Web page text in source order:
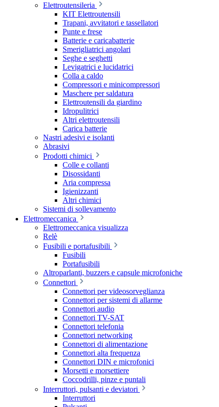
Elettroutensileria
KIT Elettroutensili
Trapani, avvitatori e tassellatori
Punte e frese
Batterie e caricabatterie
Smerigliatrici angolari
Seghe e seghetti
Levigatrici e lucidatrici
Colla a caldo
Compressori e minicompressori
Maschere per saldatura
Elettroutensili da giardino
Idropulitrici
Altri elettroutensili
Carica batterie
Nastri adesivi e isolanti
Abrasivi
Prodotti chimici
Colle e collanti
Disossidanti
Aria compressa
Igienizzanti
Altri chimici
Sistemi di sollevamento
Elettromeccanica
Elettromeccanica visualizza
Relè
Fusibili e portafusibili
Fusibili
Portafusibili
Altroparlanti, buzzers e capsule microfoniche
Connettori
Connettori per videosorveglianza
Connettori per sistemi di allarme
Connettori audio
Connettori TV-SAT
Connettori telefonia
Connettori networking
Connettori di alimentazione
Connettori alta frequenza
Connettori DIN e microfonici
Morsetti e morsettiere
Coccodrilli, pinze e puntali
Interruttori, pulsanti e deviatori
Interruttori